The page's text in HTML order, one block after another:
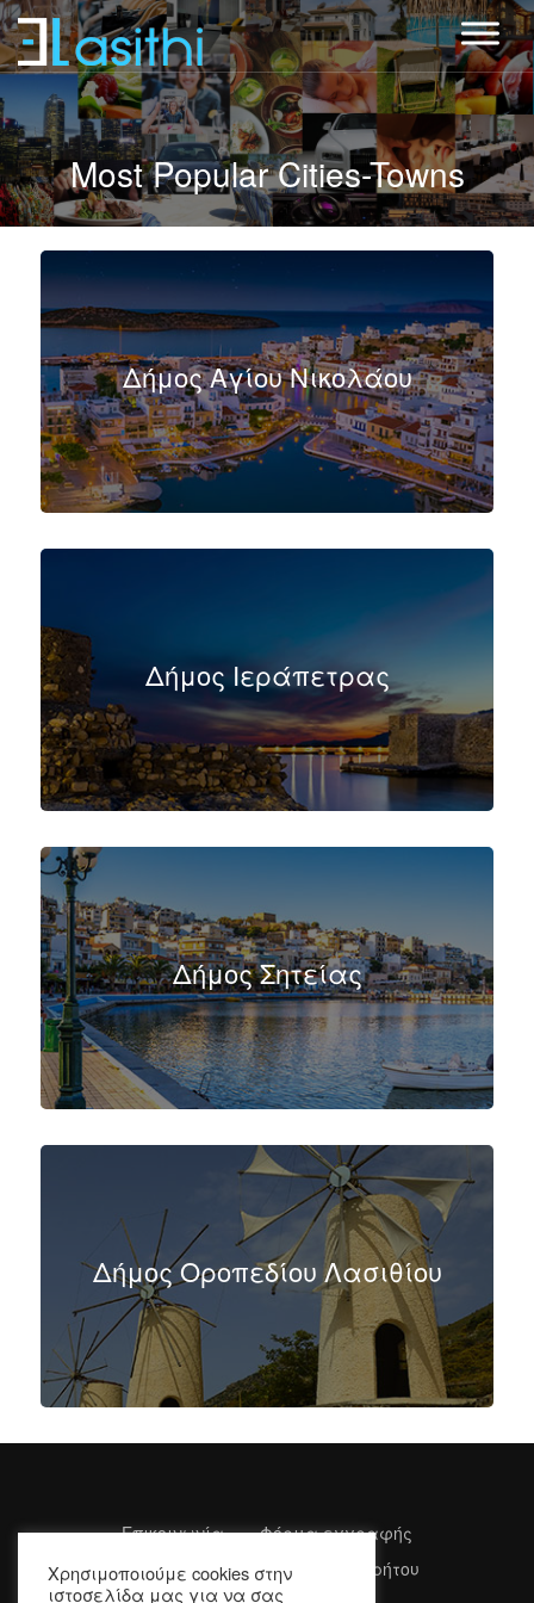
Most Popular Cities-Towns
Δήμος Αγίου Νικολάου
Δήμος Ιεράπετρας
Δήμος Σητείας
Δήμος Οροπεδίου Λασιθίου
Επικοινωνία
Φόρμα εγγραφής
Όροι Χρήσης
Πολιτική Απορρήτου
Χρησιμοποιούμε cookies στην
ιστοσελίδα μας για να σας